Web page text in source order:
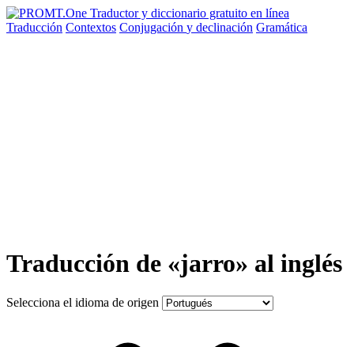
Traducción Contextos Conjugación y declinación Gramática
Traducción de «jarro» al inglés
Selecciona el idioma de origen